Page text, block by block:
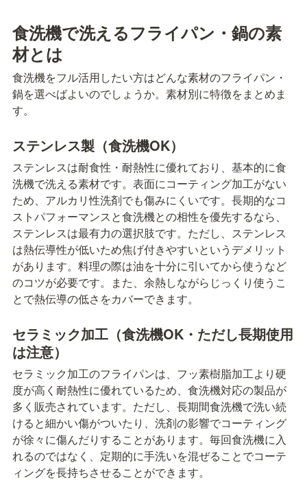
食洗機で洗えるフライパン・鍋の素
材とは
食洗機をフル活用したい方はどんな素材のフライパン・
鍋を選べばよいのでしょうか。素材別に特徴をまとめま
す。
ステンレス製（食洗機OK）
ステンレスは耐食性・耐熱性に優れており、基本的に食
洗機で洗える素材です。表面にコーティング加工がない
ため、アルカリ性洗剤でも傷みにくいです。長期的なコ
ストパフォーマンスと食洗機との相性を優先するなら、
ステンレスは最有力の選択肢です。ただし、ステンレス
は熱伝導性が低いため焦げ付きやすいというデメリット
があります。料理の際は油を十分に引いてから使うなど
のコツが必要です。また、余熱しながらじっくり使うこ
とで熱伝導の低さをカバーできます。
セラミック加工（食洗機OK・ただし長期使用
は注意）
セラミック加工のフライパンは、フッ素樹脂加工より硬
度が高く耐熱性に優れているため、食洗機対応の製品が
多く販売されています。ただし、長期間食洗機で洗い続
けると細かい傷がついたり、洗剤の影響でコーティング
が徐々に傷んだりすることがあります。毎回食洗機に入
れるのではなく、定期的に手洗いを混ぜることでコーテ
ィングを長持ちさせることができます。